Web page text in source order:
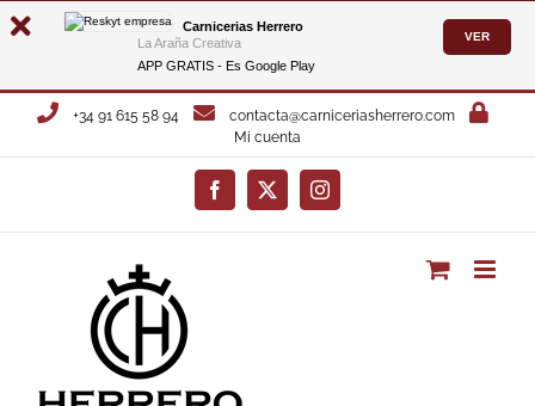
Carnicerias Herrero
La Araña Creativa
APP GRATIS - Es Google Play
VER
Saltar
+34 91 615 58 94
contacta@carniceriasherrero.com
Mi cuenta
Facebook
X Instagram